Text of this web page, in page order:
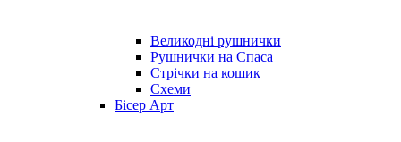
Великодні рушнички
Рушнички на Спаса
Стрічки на кошик
Схеми
Бісер Арт